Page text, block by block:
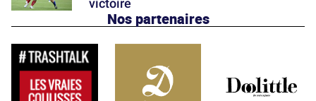
Nos partenaires